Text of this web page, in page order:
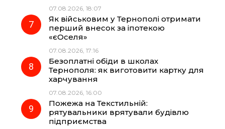
07.08.2026, 18:07
Як військовим у Тернополі отримати
перший внесок за іпотекою
«єОселя»
07.08.2026, 17:16
Безоплатні обіди в школах
Тернополя: як виготовити картку для
харчування
07.08.2026, 16:00
Пожежа на Текстильній:
рятувальники врятували будівлю
підприємства